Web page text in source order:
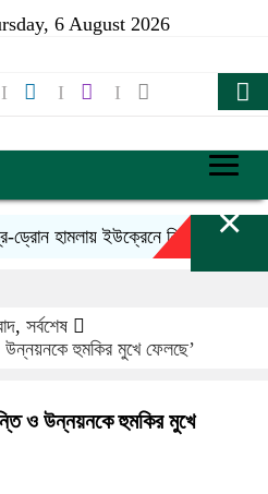
6 August 2026
হামলায় ইউক্রেনে নিহত ১৪ ×
, সর্বশেষ
উন্নয়নকে হুমকির মুখে ফেলছে’
ও উন্নয়নকে হুমকির মুখে